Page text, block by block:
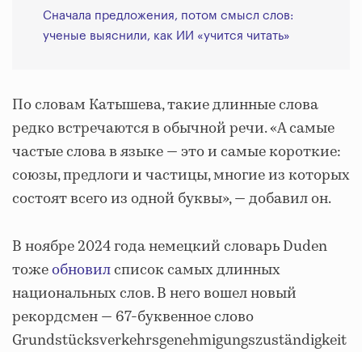
Сначала предложения, потом смысл слов:
ученые выяснили, как ИИ «учится читать»
По словам Катышева, такие длинные слова
редко встречаются в обычной речи. «А самые
частые слова в языке — это и самые короткие:
союзы, предлоги и частицы, многие из которых
состоят всего из одной буквы», — добавил он.
В ноябре 2024 года немецкий словарь Duden
тожеобновилсписок самых длинных
национальных слов. В него вошел новый
рекордсмен — 67-буквенное слово
Grundstücksverkehrsgenehmigungszuständigkeit